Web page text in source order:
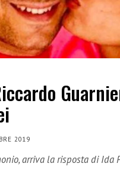
2019
arriva la risposta di Ida